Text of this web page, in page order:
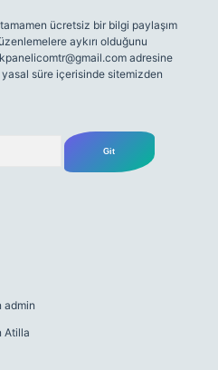
ücretsiz bir bilgi paylaşım
aykırı olduğunu
adresine
süre içerisinde sitemizden
admin
Atilla